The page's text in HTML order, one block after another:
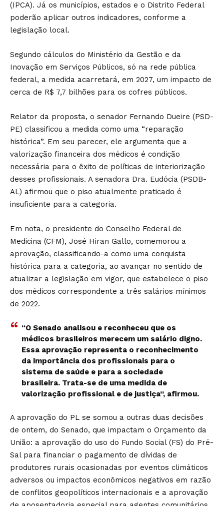
(IPCA). Já os municípios, estados e o Distrito Federal
poderão aplicar outros indicadores, conforme a
legislação local.
Segundo cálculos do Ministério da Gestão e da
Inovação em Serviços Públicos, só na rede pública
federal, a medida acarretará, em 2027, um impacto de
cerca de R$ 7,7 bilhões para os cofres públicos.
Relator da proposta, o senador Fernando Dueire (PSD-
PE) classificou a medida como uma “reparação
histórica”. Em seu parecer, ele argumenta que a
valorização financeira dos médicos é condição
necessária para o êxito de políticas de interiorização
desses profissionais. A senadora Dra. Eudócia (PSDB-
AL) afirmou que o piso atualmente praticado é
insuficiente para a categoria.
Em nota, o presidente do Conselho Federal de
Medicina (CFM), José Hiran Gallo, comemorou a
aprovação, classificando-a como uma conquista
histórica para a categoria, ao avançar no sentido de
atualizar a legislação em vigor, que estabelece o piso
dos médicos correspondente a três salários mínimos
de 2022.
“O Senado analisou e reconheceu que os
médicos brasileiros merecem um salário digno.
Essa aprovação representa o reconhecimento
da importância dos profissionais para o
sistema de saúde e para a sociedade
brasileira. Trata-se de uma medida de
valorização profissional e de justiça”, afirmou.
A aprovação do PL se somou a outras duas decisões
de ontem, do Senado, que impactam o Orçamento da
União: a aprovação do uso do Fundo Social (FS) do Pré-
Sal para financiar o pagamento de dívidas de
produtores rurais ocasionadas por eventos climáticos
adversos ou impactos econômicos negativos em razão
de conflitos geopolíticos internacionais e a aprovação